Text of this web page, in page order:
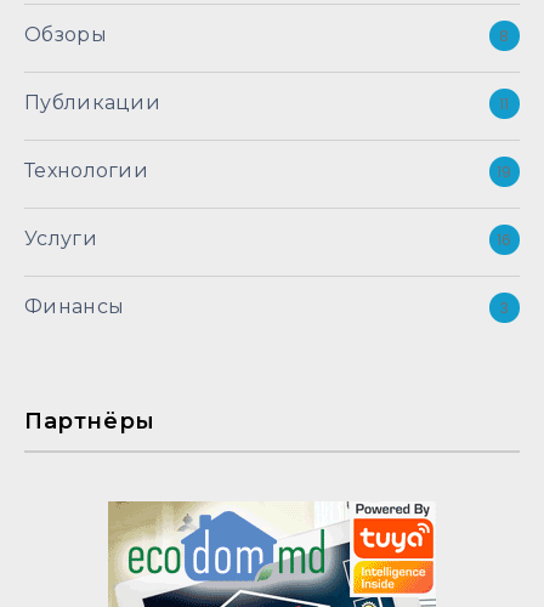
Обзоры 8
Публикации 11
Технологии 19
Услуги 16
Финансы 3
Партнёры